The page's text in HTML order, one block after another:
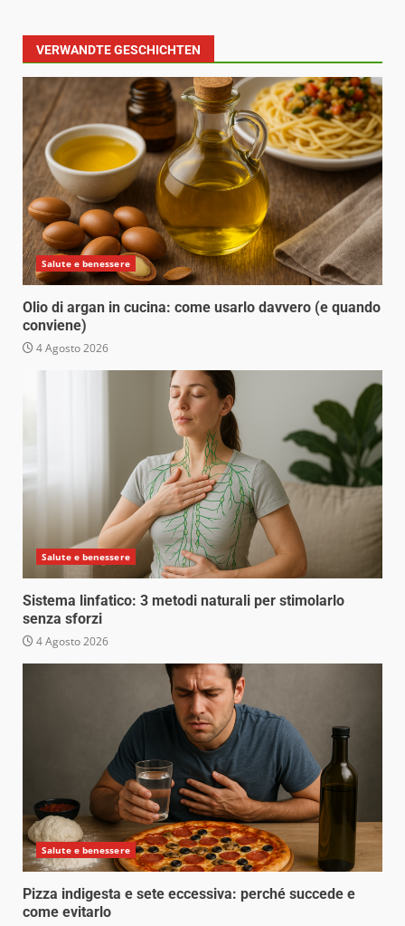
VERWANDTE GESCHICHTEN
Salute e benessere
Olio di argan in cucina: come usarlo davvero (e quando
conviene)
4 Agosto 2026
Salute e benessere
Sistema linfatico: 3 metodi naturali per stimolarlo
senza sforzi
4 Agosto 2026
Salute e benessere
Pizza indigesta e sete eccessiva: perché succede e
come evitarlo